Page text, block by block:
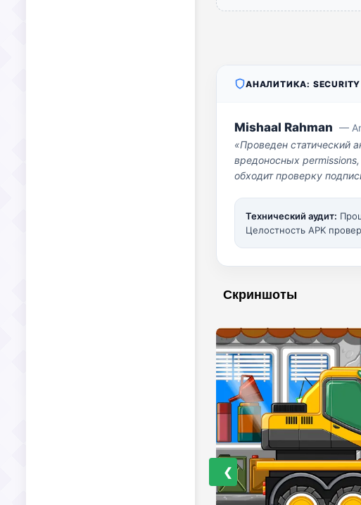
АНАЛИТИКА: SECURITY
Mishaal Rahman —
«Проведен статический
вредоносных
обходит проверку
Технический аудит:
Целостность APK
Скриншоты
❮